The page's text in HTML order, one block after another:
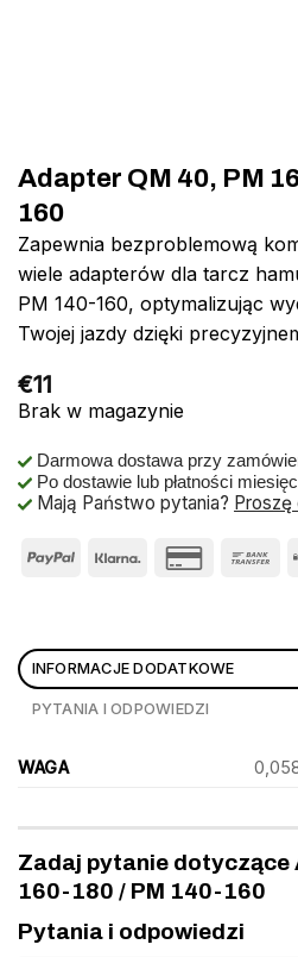
Adapter QM 40, PM
160
Zapewnia bezproblemową
wiele adapterów dla tarcz
PM 140-160, optymalizując
Twojej jazdy dzięki
€11
Brak w magazynie
Darmowa dostawa przy
Po dostawie lub płatności
Mają Państwo pytania? Proszę
INFORMACJE DODATKOWE
PYTANIA I ODPOWIEDZI
WAGA
Zadaj pytanie dotyczące
160-180 / PM 140-160
Pytania i odpowiedzi